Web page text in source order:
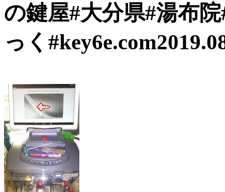
の鍵屋#大分県#湯布
っく#key6e.com